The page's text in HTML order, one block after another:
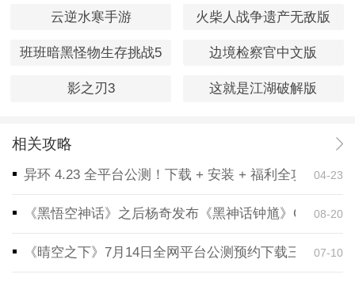
云逆水寒手游 火柴人战争遗产无敌版
班班暗黑怪物生存挑战5 边境检察官中文版
影之刃3 这就是江湖破解版
相关攻略
异环 4.23 全平台公测！下载 + 安装 + 福利全攻略，一
04-23
《黑悟空神话》之后杨奇发布《黑神话钟馗》CG！预
08-20
《晴空之下》7月14日全网平台公测预约下载三端同步
07-10